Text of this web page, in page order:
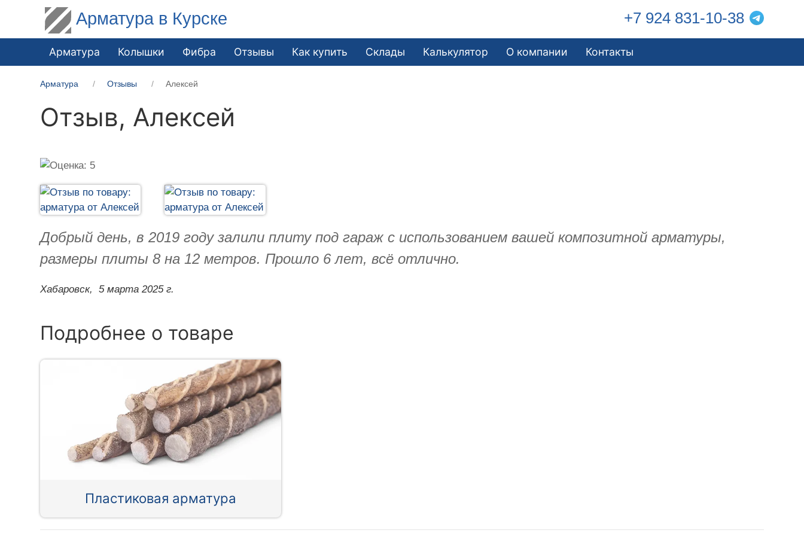
Арматура в Курске +7 924 831-10-38
Арматура Колышки Фибра Отзывы Как купить Склады Калькулятор О компании Контакты
Арматура Отзывы Алексей
Отзыв, Алексей
Добрый день, в 2019 году залили плиту под гараж с использованием вашей композитной арматуры,
размеры плиты 8 на 12 метров. Прошло 6 лет, всё отлично.
Хабаровск, 5 марта 2025 г.
Подробнее о товаре
Пластиковая арматура